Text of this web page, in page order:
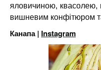
яловичиною, квасолею,
вишневим конфітюром
Канапа | Instagram